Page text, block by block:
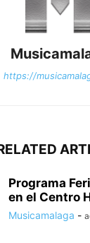
https://
Programa
en el Centro
Musicamalaga -